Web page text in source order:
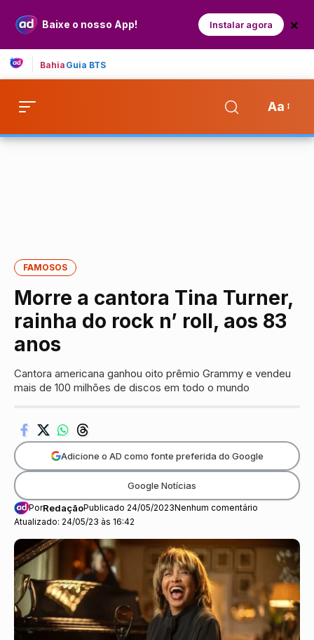
Baixe o nosso App! Instalar agora ×
Bahia Guia BTS
Aa
FAMOSOS
Morre a cantora Tina Turner,
rainha do rock n’ roll, aos 83
anos
Cantora americana ganhou oito prêmio Grammy e vendeu
mais de 100 milhões de discos em todo o mundo
Atualizado: 24/05/23 às 16:42
PorRedaçãoPublicado 24/05/2023Nenhum comentário
Adicione o AD como fonte preferida do Google
Google Notícias